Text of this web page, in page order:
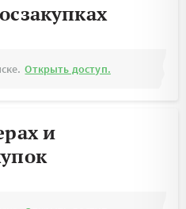
Открыть доступ.
и